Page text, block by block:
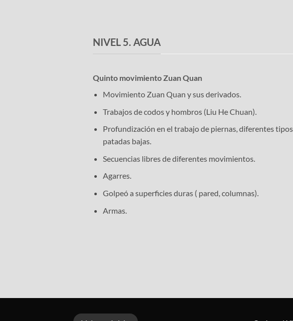
NIVEL 5. AGUA
Quinto movimiento Zuan Quan
Movimiento Zuan Quan y sus derivados.
Trabajos de codos y hombros (Liu He Chuan).
Profundización en el trabajo de piernas, diferentes
patadas bajas.
Secuencias libres de diferentes movimientos.
Agarres.
Golpeó a superficies duras ( pared, columnas).
Armas.